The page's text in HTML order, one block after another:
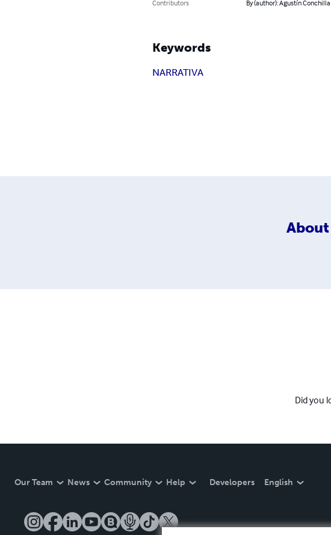
Contributors
By (author): Agustín
Keywords
NARRATIVA
About
Did you
Our Team News Community Help Developers English